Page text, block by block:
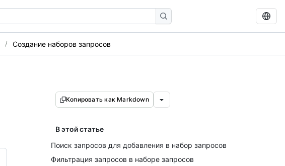
Создание наборов запросов
Копировать как Markdown
В этой статье
Поиск запросов для добавления в набор запросов
Фильтрация запросов в наборе запросов